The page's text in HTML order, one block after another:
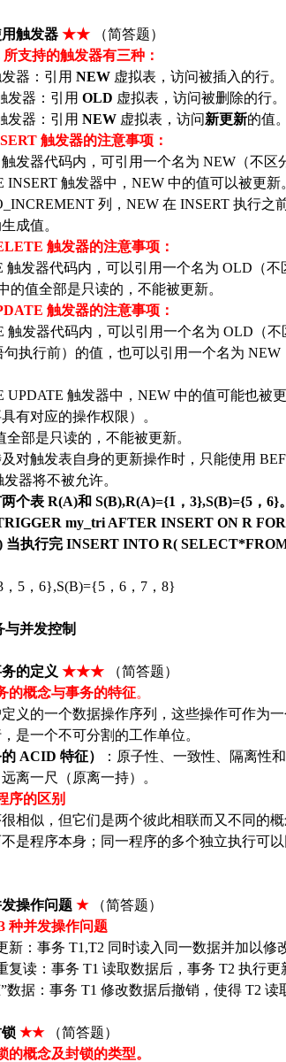
触发器 ★★
（简答题）
支持的触发器有三种：
器：引用 NEW 虚拟表，访问被插入的行。
发器：引用 OLD 虚拟表，访问被删除的行。
发器：引用 NEW 虚拟表，访问新更新的值
触发器的注意事项：
触发器代码内，可引用一个名为 NEW（不区
INSERT 触发器中，NEW 中的值可以被更新
列，NEW 在 INSERT 执行之
成值。
触发器的注意事项：
触发器代码内，可以引用一个名为 OLD（
的值全部是只读的，不能被更新。
触发器的注意事项：
触发器代码内，可以引用一个名为 OLD（
句执行前）的值，也可以引用一个名为
UPDATE 触发器中，NEW 中的值可能也被
有对应的操作权限）。
全部是只读的，不能被更新。
对触发表自身的更新操作时，只能使用
器将不被允许。
两个表 R(A)和 S(B),R(A)={1，3},S(B)={5，6}
my_tri AFTER INSERT ON R
当执行完 INSERT INTO R(
5，6},S(B)={5，6，7，8}
与并发控制
的定义 ★★★
（简答题）
的概念与事务的特征。
义的一个数据操作序列，这些操作可作为
是一个不可分割的工作单位。
ACID 特征）
：原子性、一致性、隔离性和
离一尺（原离一持）。
序的区别
相似，但它们是两个彼此相联而又不同的
是程序本身；同一程序的多个独立执行可
操作问题 ★
（简答题）
种并发操作问题
新：事务 T1,T2 同时读入同一数据并加以修
复读：事务 T1 读取数据后，事务 T2 执行
数据：事务 T1 修改数据后撤销，使得 T2 读
★★
（简答题）
的概念及封锁的类型。